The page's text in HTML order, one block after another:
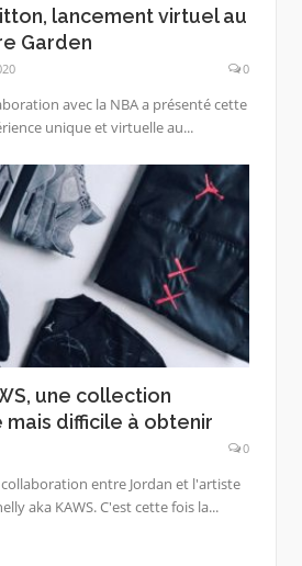
lancement virtuel au
Garden
0
avec la NBA a présenté cette
unique et virtuelle au...
une collection
mais difficile à obtenir
0
entre Jordan et l'artiste
aka KAWS. C'est cette fois la...